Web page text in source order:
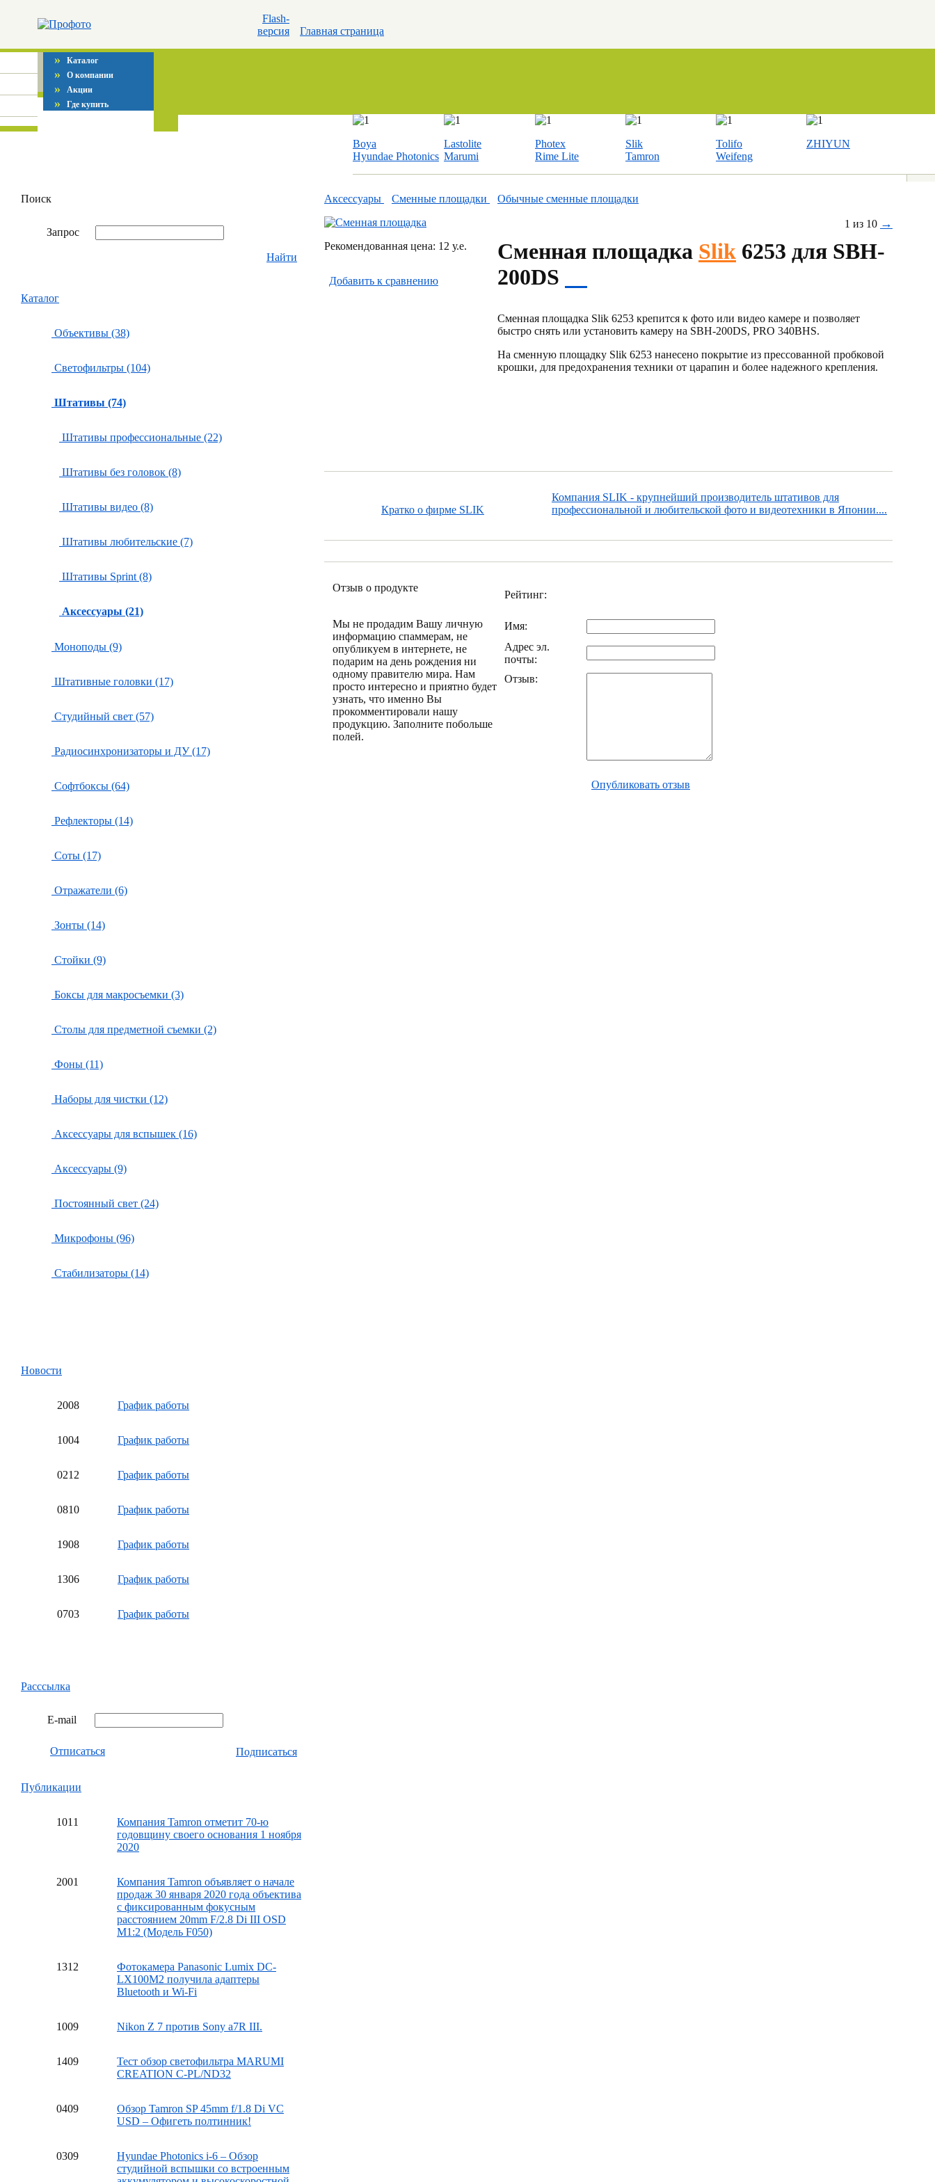
Flash-
версия
Главная страница
» Каталог
» О компании
» Акции
» Где купить
Boya
Hyundae Photonics
Lastolite
Marumi
Photex
Rime Lite
Slik
Tamron
Tolifo
Weifeng
ZHIYUN
Поиск
Запрос
Найти
Каталог
Объективы (38)
Светофильтры (104)
Штативы (74)
Штативы профессиональные (22)
Штативы без головок (8)
Штативы видео (8)
Штативы любительские (7)
Штативы Sprint (8)
Аксессуары (21)
Моноподы (9)
Штативные головки (17)
Студийный свет (57)
Радиосинхронизаторы и ДУ (17)
Софтбоксы (64)
Рефлекторы (14)
Соты (17)
Отражатели (6)
Зонты (14)
Стойки (9)
Боксы для макросъемки (3)
Столы для предметной съемки (2)
Фоны (11)
Наборы для чистки (12)
Аксессуары для вспышек (16)
Аксессуары (9)
Постоянный свет (24)
Микрофоны (96)
Стабилизаторы (14)
Новости
2008 График работы
1004 График работы
0212 График работы
0810 График работы
1908 График работы
1306 График работы
0703 График работы
Расссылка
E-mail
Отписаться Подписаться
Публикации
1011
Компания Tamron отметит 70-ю
годовщину своего основания 1 ноября
2020
2001
Компания Tamron объявляет о начале
продаж 30 января 2020 года объектива
с фиксированным фокусным
расстоянием 20mm F/2.8 Di III OSD
M1:2 (Модель F050)
1312
Фотокамера Panasonic Lumix DC-
LX100M2 получила адаптеры
Bluetooth и Wi-Fi
1009 Nikon Z 7 против Sony a7R III.
1409
Тест обзор светофильтра MARUMI
CREATION C-PL/ND32
0409
Обзор Tamron SP 45mm f/1.8 Di VC
USD – Офигеть полтинник!
0309
Hyundae Photonics i-6 – Обзор
студийной вспышки со встроенным
Аксессуары Сменные площадки Обычные сменные площадки
Рекомендованная цена: 12 у.е.
Добавить к cравнению
1 из 10 →
Сменная площадка Slik 6253 для SBH-
200DS
Сменная площадка Slik 6253 крепится к фото или видео камере и позволяет
быстро снять или установить камеру на SBH-200DS, PRO 340BHS.
На сменную площадку Slik 6253 нанесено покрытие из прессованной пробковой
крошки, для предохранения техники от царапин и более надежного крепления.
Кратко о фирме SLIK
Компания SLIK - крупнейший производитель штативов для
профессиональной и любительской фото и видеотехники в Японии....
Отзыв о продукте
Мы не продадим Вашу личную
информацию спаммерам, не
опубликуем в интернете, не
подарим на день рождения ни
одному правителю мира. Нам
просто интересно и приятно будет
узнать, что именно Вы
прокомментировали нашу
продукцию. Заполните побольше
полей.
Рейтинг:
Имя:
Адрес эл.
почты:
Отзыв:
Опубликовать отзыв